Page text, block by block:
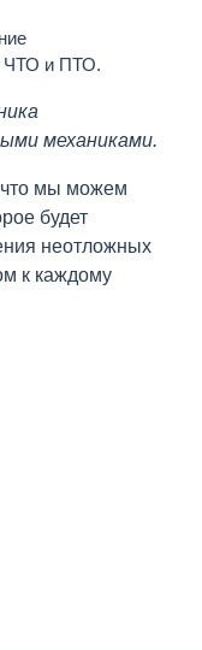
ЧТО и ПТО.
механиками.
что мы можем
будет
неотложных
к каждому